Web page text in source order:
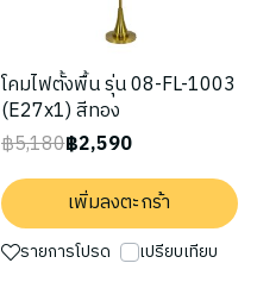
โคมไฟตั้งพื้น รุ่น 08-FL-1003
(E27x1) สีทอง
฿5,180฿2,590
เพิ่มลงตะกร้า
รายการโปรด เปรียบเทียบ